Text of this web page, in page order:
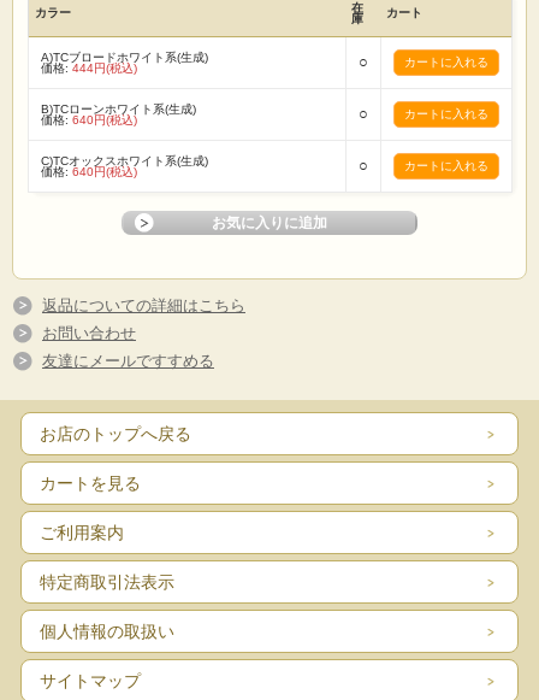
そして素材の特性上、ネップ(糸ふし)や色糸が含まれる場合がございます。
ご了承くださいませ。
【用途】
帽子 シャツ ブラウス ワンピース パンツ スカート 寝具 等
☆価格は1mです。
1mの場合→「1」 5mの場合→「5」
☆画面上で見た色と実際の商品の色とは、写真撮影時の光源 またはお客様がお使
いの
パソコンモニターによって、多少異なる場合がございます。ご了承ください。
☆ロット違いで、反が異なると僅かに色・風合いが違う場合がありますので縫製
反毎に行う様お願い致します。
☆反物(基本的には丸巻36M)でお買い上げの場合は卸価格販売させていただきま
す。
(セール商品などは除きます)
カラー
在
庫
カート
A)TCブロードホワイト系(生成)
価格: 444円(税込) ○
B)TCローンホワイト系(生成)
価格: 640円(税込) ○
C)TCオックスホワイト系(生成)
価格: 640円(税込) ○
返品についての詳細はこちら
お問い合わせ
友達にメールですすめる
お店のトップへ戻る
カートを見る
ご利用案内
特定商取引法表示
個人情報の取扱い
サイトマップ